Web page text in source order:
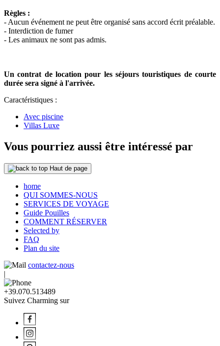
Règles :
- Aucun événement ne peut être organisé sans accord écrit préalable.
- Interdiction de fumer
- Les animaux ne sont pas admis.
Un contrat de location pour les séjours touristiques de courte
durée sera signé à l'arrivée.
Caractéristiques :
Avec piscine
Villas Luxe
Vous pourriez aussi être intéressé par
Haut de page
home
QUI SOMMES-NOUS
SERVICES DE VOYAGE
Guide Pouilles
COMMENT RÉSERVER
Selected by
FAQ
Plan du site
contactez-nous
|
+39.070.513489
Suivez Charming sur